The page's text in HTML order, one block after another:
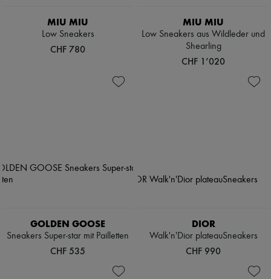
MIU MIU
Low Sneakers
CHF 780
MIU MIU
Low Sneakers aus Wildleder und
Shearling
CHF 1’020
GOLDEN GOOSE
Sneakers Super-star mit Pailletten
CHF 535
DIOR
Walk'n'Dior plateauSneakers
CHF 990